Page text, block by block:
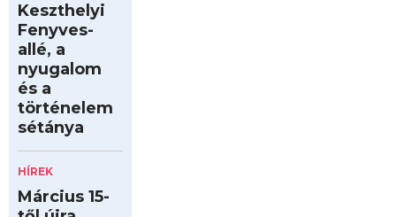
Keszthelyi
Fenyves-
allé, a
nyugalom
és a
történelem
sétánya
HÍREK
Március 15-